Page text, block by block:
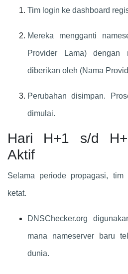
Tim login ke dashboard
Mereka mengganti
Provider Lama) dengan
diberikan oleh (Nama
Perubahan disimpan.
dimulai.
Hari H+1 s/d
Aktif
Selama periode propagasi, tim
ketat.
DNSChecker.org
mana nameserver baru
dunia.